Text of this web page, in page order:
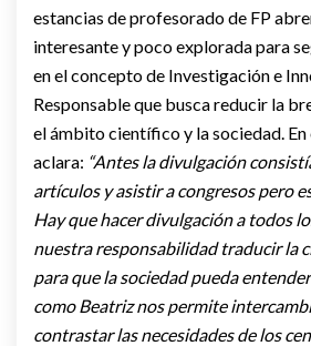
estancias de profesorado de FP
interesante y poco explorada para
en el concepto de Investigación e
Responsable que busca reducir la
el ámbito científico y la sociedad.
aclara: “Antes la divulgación
artículos y asistir a congresos pero
Hay que hacer divulgación a todos
nuestra responsabilidad traducir la
para que la sociedad pueda
como Beatriz nos permite
contrastar las necesidades de los